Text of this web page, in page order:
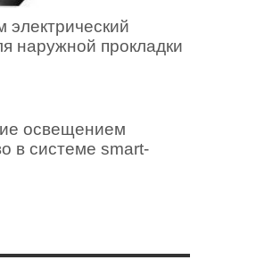
наружной прокладки
освещением
в системе smart-